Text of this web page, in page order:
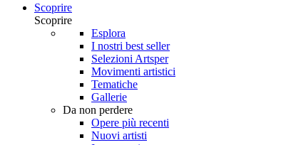
Scoprire
Scoprire
Esplora
I nostri best seller
Selezioni Artsper
Movimenti artistici
Tematiche
Gallerie
Da non perdere
Opere più recenti
Nuovi artisti